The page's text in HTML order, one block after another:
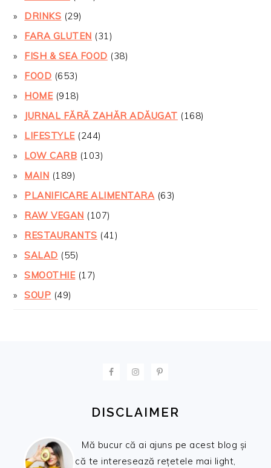
DRINKS (29)
FARA GLUTEN (31)
FISH & SEA FOOD (38)
FOOD (653)
HOME(918)
JURNAL FĂRĂ ZAHĂR ADĂUGAT (168)
LIFESTYLE(244)
LOW CARB (103)
MAIN (189)
PLANIFICARE ALIMENTARA(63)
RAW VEGAN (107)
RESTAURANTS (41)
SALAD (55)
SMOOTHIE(17)
SOUP (49)
DISCLAIMER
Mă bucur că ai ajuns pe acest blog și
că te interesează rețetele mai light,